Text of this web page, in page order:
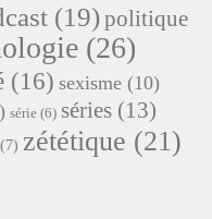
(19)politique
(26)
(16) sexisme (10)
série (6) séries (13)
(7) zététique (21)